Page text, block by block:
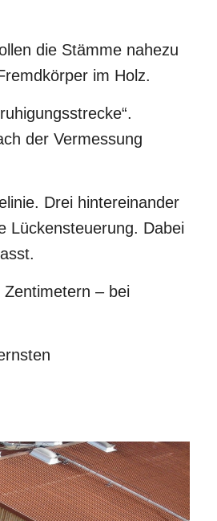
die Stämme nahezu
im Holz.
der Vermessung
Drei hintereinander
Lückensteuerung. Dabei
– bei